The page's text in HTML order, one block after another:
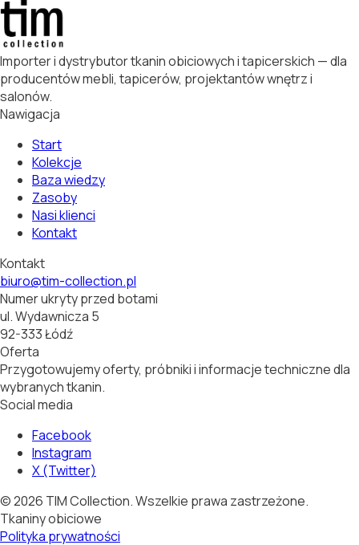
Importer i dystrybutor tkanin obiciowych i tapicerskich — dla
producentów mebli, tapicerów, projektantów wnętrz i
salonów.
Nawigacja
Start
Kolekcje
Baza wiedzy
Zasoby
Nasi klienci
Kontakt
Kontakt
biuro@tim-collection.pl
Numer ukryty przed botami
ul. Wydawnicza 5
92-333 Łódź
Oferta
Przygotowujemy oferty, próbniki i informacje techniczne dla
wybranych tkanin.
Social media
Facebook
Instagram
X (Twitter)
©2026 TIM Collection.Wszelkie prawa zastrzeżone.
Tkaniny obiciowe
Polityka prywatności